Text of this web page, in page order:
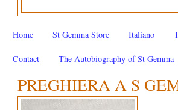
Home St Gemma Store Italiano
Contact The Autobiography of St Gemma
PREGHIERA A S